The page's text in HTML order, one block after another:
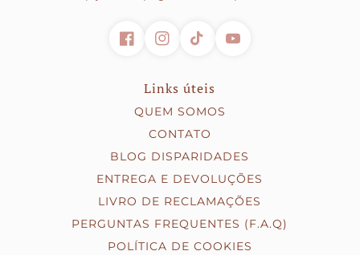
Links úteis
QUEM SOMOS
CONTATO
BLOG DISPARIDADES
ENTREGA E DEVOLUÇÕES
LIVRO DE RECLAMAÇÕES
PERGUNTAS FREQUENTES (F.A.Q)
POLÍTICA DE COOKIES